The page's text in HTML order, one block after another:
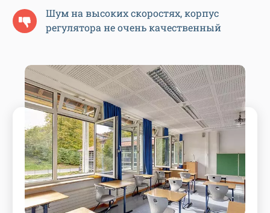
Шум на высоких скоростях, корпус
регулятора не очень качественный